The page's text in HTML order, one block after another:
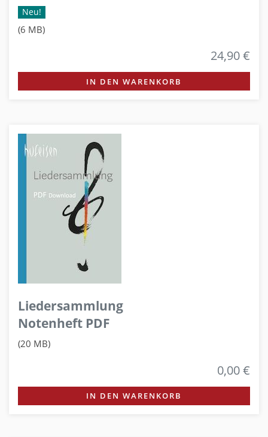
Neu!
(6 MB)
24,90 €
IN DEN WARENKORB
Liedersammlung
Notenheft PDF
(20 MB)
0,00 €
IN DEN WARENKORB